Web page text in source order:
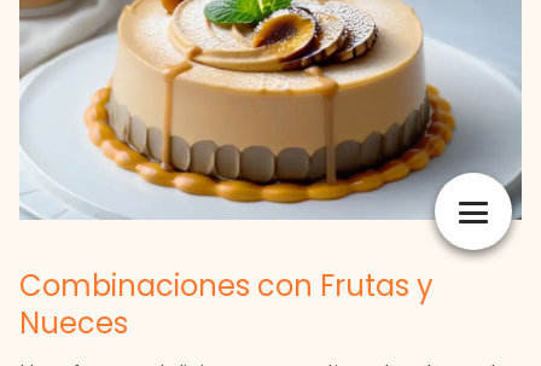
Combinaciones con Frutas y
Nueces